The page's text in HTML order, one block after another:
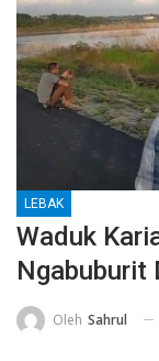
LEBAK
Waduk
Ngabuburit
Oleh Sahrul